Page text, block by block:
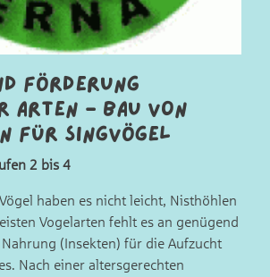
Förderung
Arten - Bau von
für Singvögel
2 bis 4
haben es nicht leicht, Nisthöhlen
Vogelarten fehlt es an genügend
(Insekten) für die Aufzucht
Nach einer altersgerechten